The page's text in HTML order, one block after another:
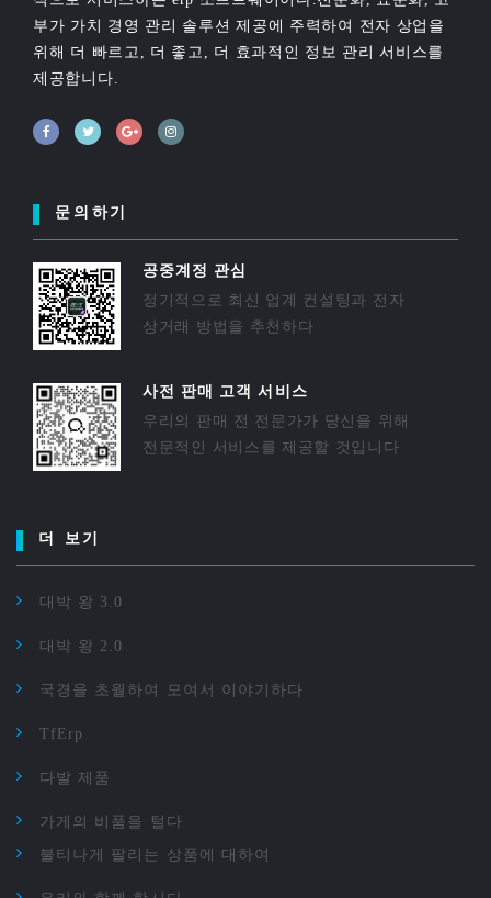
부가 가치 경영 관리 솔루션 제공에 주력하여 전자 상업을
위해 더 빠르고, 더 좋고, 더 효과적인 정보 관리 서비스를
제공합니다.
문의하기
공중계정 관심
정기적으로 최신 업계 컨설팅과 전자
상거래 방법을 추천하다
사전 판매 고객 서비스
우리의 판매 전 전문가가 당신을 위해
전문적인 서비스를 제공할 것입니다
더 보기
대박 왕 3.0
대박 왕 2.0
국경을 초월하여 모여서 이야기하다
TfErp
다발 제품
가게의 비품을 털다
불티나게 팔리는 상품에 대하여